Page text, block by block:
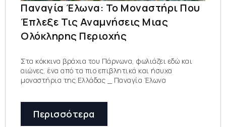
Παναγία Έλωνα: Το Μοναστήρι Που
Έπλεξε Τις Αναμνήσεις Μιας
Ολόκληρης Περιοχής
Στα κόκκινα βράχια του Πάρνωνα, φωλιάζει εδώ και
αιώνες, ένα από τα πιο επιβλητικά και ήσυχα
μοναστήρια της Ελλάδας _ Παναγία Έλωνα
Περισσότερα